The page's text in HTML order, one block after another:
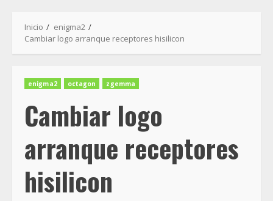
Inicio
enigma2
Cambiar logo arranque receptores hisilicon
enigma2 octagon zgemma
Cambiar logo
arranque receptores
hisilicon